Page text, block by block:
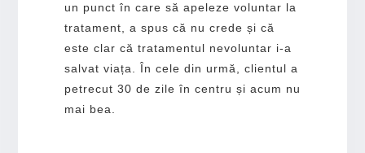
un punct în care să apeleze voluntar la
tratament, a spus că nu crede și că
este clar că tratamentul nevoluntar i-a
salvat viața. În cele din urmă, clientul a
petrecut 30 de zile în centru și acum nu
mai bea.